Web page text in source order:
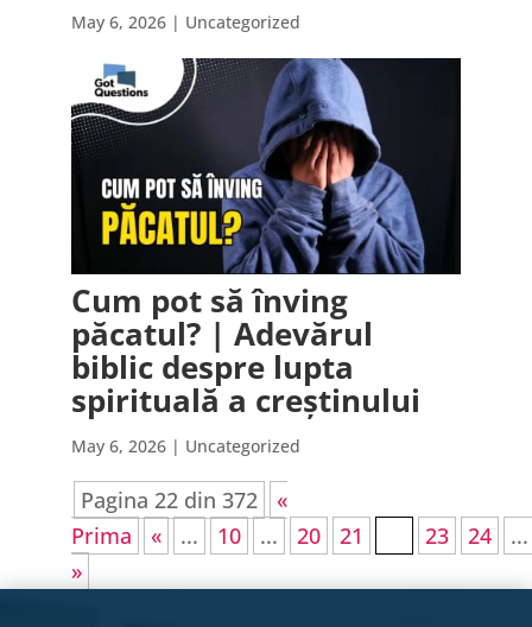
May 6, 2026| Uncategorized
Cum pot să înving
păcatul? | Adevărul
biblic despre lupta
spirituală a creștinului
May 6, 2026| Uncategorized
Pagina 22 din 372
«
Prima
« ... 10 ... 20 21 23 24
...
»